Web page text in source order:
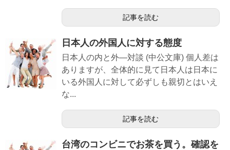
記事を読む
日本人の外国人に対する態度
日本人の内と外―対談 (中公文庫) 個人差は
ありますが、全体的に見て日本人は日本に
いる外国人に対して必ずしも親切とはいえ
な...
記事を読む
台湾のコンビニでお茶を買う。確認を